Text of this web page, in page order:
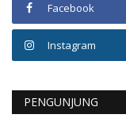
Facebook
Instagram
PENGUNJUNG